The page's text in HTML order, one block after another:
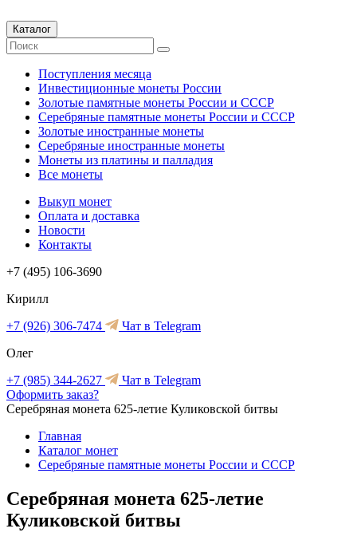
Каталог
Поступления месяца
Инвестиционные монеты России
Золотые памятные монеты России и СССР
Серебряные памятные монеты России и СССР
Золотые иностранные монеты
Серебряные иностранные монеты
Монеты из платины и палладия
Все монеты
Выкуп монет
Оплата и доставка
Новости
Контакты
+7 (495) 106-3690
Кирилл
+7 (926) 306-7474
Чат в Telegram
Олег
+7 (985) 344-2627
Чат в Telegram
Оформить заказ?
Серебряная монета 625-летие Куликовской битвы
Главная
Каталог монет
Серебряные памятные монеты России и СССР
Серебряная монета 625-летие
Куликовской битвы